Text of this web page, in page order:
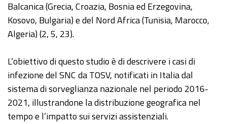
Balcanica (Grecia, Croazia, Bosnia ed Erzegovina,
Kosovo, Bulgaria) e del Nord Africa (Tunisia, Marocco,
Algeria) (2, 5, 23).
L’obiettivo di questo studio è di descrivere i casi di
infezione del SNC da TOSV, notificati in Italia dal
sistema di sorveglianza nazionale nel periodo 2016-
2021, illustrandone la distribuzione geografica nel
tempo e l’impatto sui servizi assistenziali.